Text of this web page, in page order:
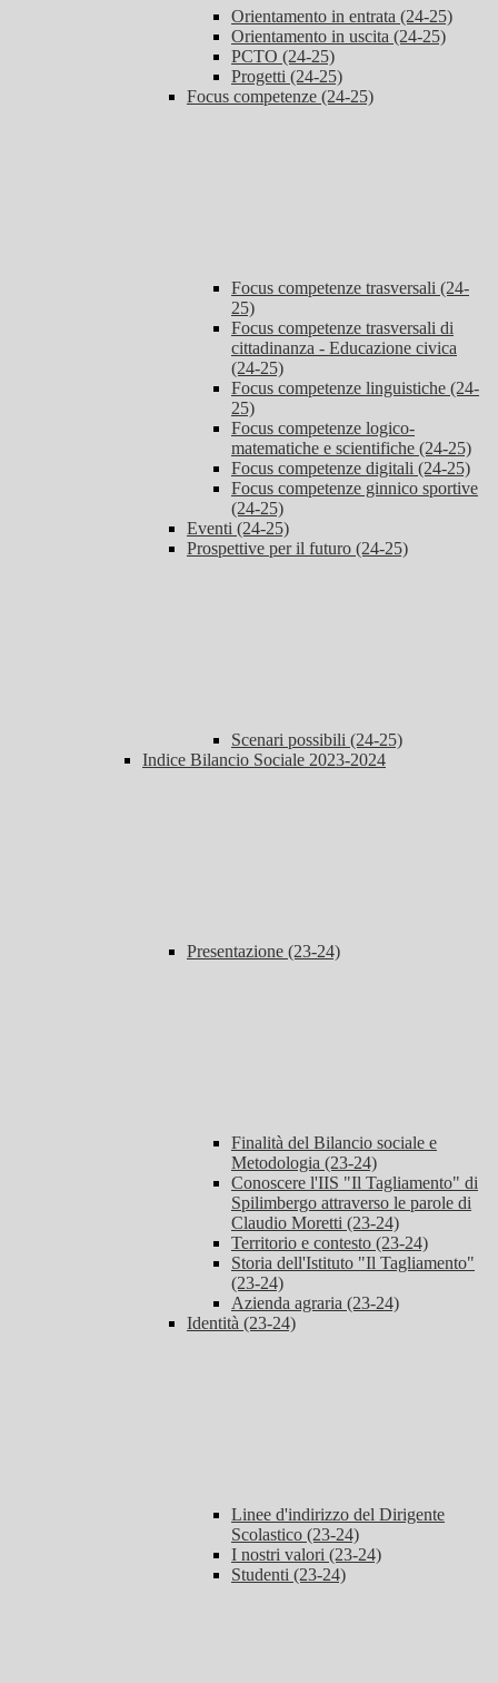
Orientamento in entrata (24-25)
Orientamento in uscita (24-25)
PCTO (24-25)
Progetti (24-25)
Focus competenze (24-25)
Focus competenze trasversali (24-
25)
Focus competenze trasversali di
cittadinanza - Educazione civica
(24-25)
Focus competenze linguistiche (24-
25)
Focus competenze logico-
matematiche e scientifiche (24-25)
Focus competenze digitali (24-25)
Focus competenze ginnico sportive
(24-25)
Eventi (24-25)
Prospettive per il futuro (24-25)
Scenari possibili (24-25)
Indice Bilancio Sociale 2023-2024
Presentazione (23-24)
Finalità del Bilancio sociale e
Metodologia (23-24)
Conoscere l'IIS "Il Tagliamento" di
Spilimbergo attraverso le parole di
Claudio Moretti (23-24)
Territorio e contesto (23-24)
Storia dell'Istituto "Il Tagliamento"
(23-24)
Azienda agraria (23-24)
Identità (23-24)
Linee d'indirizzo del Dirigente
Scolastico (23-24)
I nostri valori (23-24)
Studenti (23-24)